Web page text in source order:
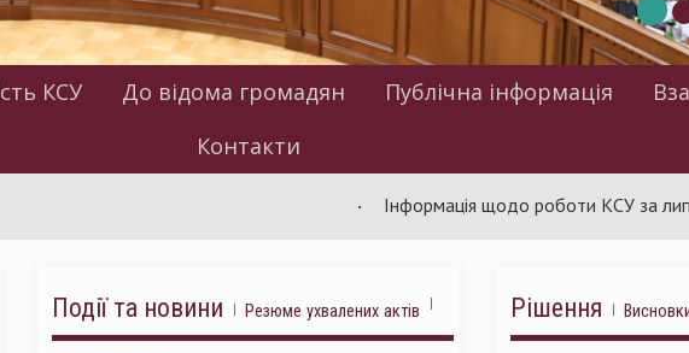
КСУ До відома громадян Публічна інформація
Контакти
Інформація щодо роботи КСУ за липень:
Події та новини Резюме ухвалених актів Рішення